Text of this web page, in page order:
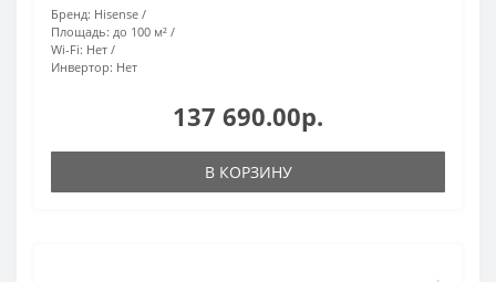
Бренд: Hisense
Площадь: до 100 м²
Wi-Fi: Нет
Инвертор: Нет
137 690.00р.
В КОРЗИНУ